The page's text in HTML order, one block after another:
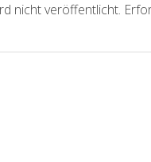
nicht veröffentlicht.